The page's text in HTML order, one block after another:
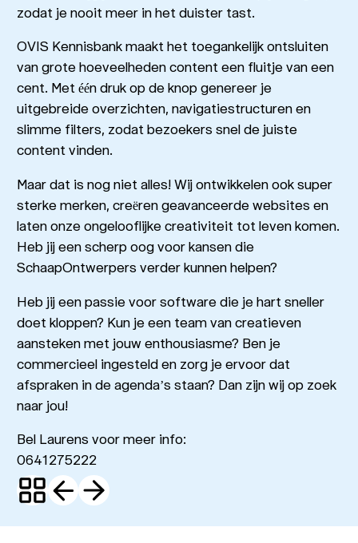
zodat je nooit meer in het duister tast.
OVIS Kennisbank maakt het toegankelijk ontsluiten
van grote hoeveelheden content een fluitje van een
cent. Met één druk op de knop genereer je
uitgebreide overzichten, navigatiestructuren en
slimme filters, zodat bezoekers snel de juiste
content vinden.
Maar dat is nog niet alles! Wij ontwikkelen ook super
sterke merken, creëren geavanceerde websites en
laten onze ongelooflijke creativiteit tot leven komen.
Heb jij een scherp oog voor kansen die
SchaapOntwerpers verder kunnen helpen?
Heb jij een passie voor software die je hart sneller
doet kloppen? Kun je een team van creatieven
aansteken met jouw enthousiasme? Ben je
commercieel ingesteld en zorg je ervoor dat
afspraken in de agenda’s staan? Dan zijn wij op zoek
naar jou!
Bel Laurens voor meer info:
0641275222